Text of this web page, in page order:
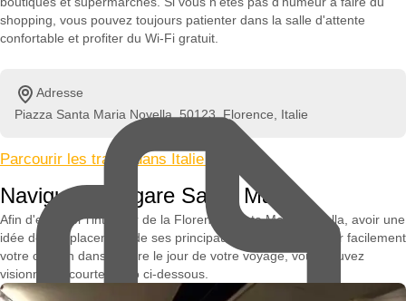
shopping, vous pouvez toujours patienter dans la salle d'attente
confortable et profiter du Wi-Fi gratuit.
Adresse
Piazza Santa Maria Novella, 50123, Florence, Italie
Parcourir les trains dans Italie »
Naviguer à la gare Santa Maria
Afin d'explorer l'intérieur de la Florence Santa Maria Novella, avoir une
idée de l'emplacement de ses principaux services et trouver facilement
votre chemin dans la gare le jour de votre voyage, vous pouvez
visionner la courte vidéo ci-dessous.